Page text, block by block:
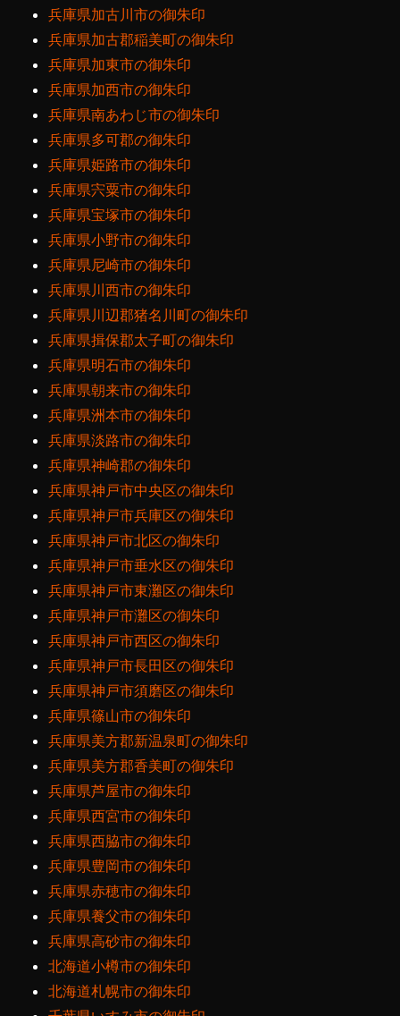
兵庫県加古川市の御朱印
兵庫県加古郡稲美町の御朱印
兵庫県加東市の御朱印
兵庫県加西市の御朱印
兵庫県南あわじ市の御朱印
兵庫県多可郡の御朱印
兵庫県姫路市の御朱印
兵庫県宍粟市の御朱印
兵庫県宝塚市の御朱印
兵庫県小野市の御朱印
兵庫県尼崎市の御朱印
兵庫県川西市の御朱印
兵庫県川辺郡猪名川町の御朱印
兵庫県揖保郡太子町の御朱印
兵庫県明石市の御朱印
兵庫県朝来市の御朱印
兵庫県洲本市の御朱印
兵庫県淡路市の御朱印
兵庫県神崎郡の御朱印
兵庫県神戸市中央区の御朱印
兵庫県神戸市兵庫区の御朱印
兵庫県神戸市北区の御朱印
兵庫県神戸市垂水区の御朱印
兵庫県神戸市東灘区の御朱印
兵庫県神戸市灘区の御朱印
兵庫県神戸市西区の御朱印
兵庫県神戸市長田区の御朱印
兵庫県神戸市須磨区の御朱印
兵庫県篠山市の御朱印
兵庫県美方郡新温泉町の御朱印
兵庫県美方郡香美町の御朱印
兵庫県芦屋市の御朱印
兵庫県西宮市の御朱印
兵庫県西脇市の御朱印
兵庫県豊岡市の御朱印
兵庫県赤穂市の御朱印
兵庫県養父市の御朱印
兵庫県高砂市の御朱印
北海道小樽市の御朱印
北海道札幌市の御朱印